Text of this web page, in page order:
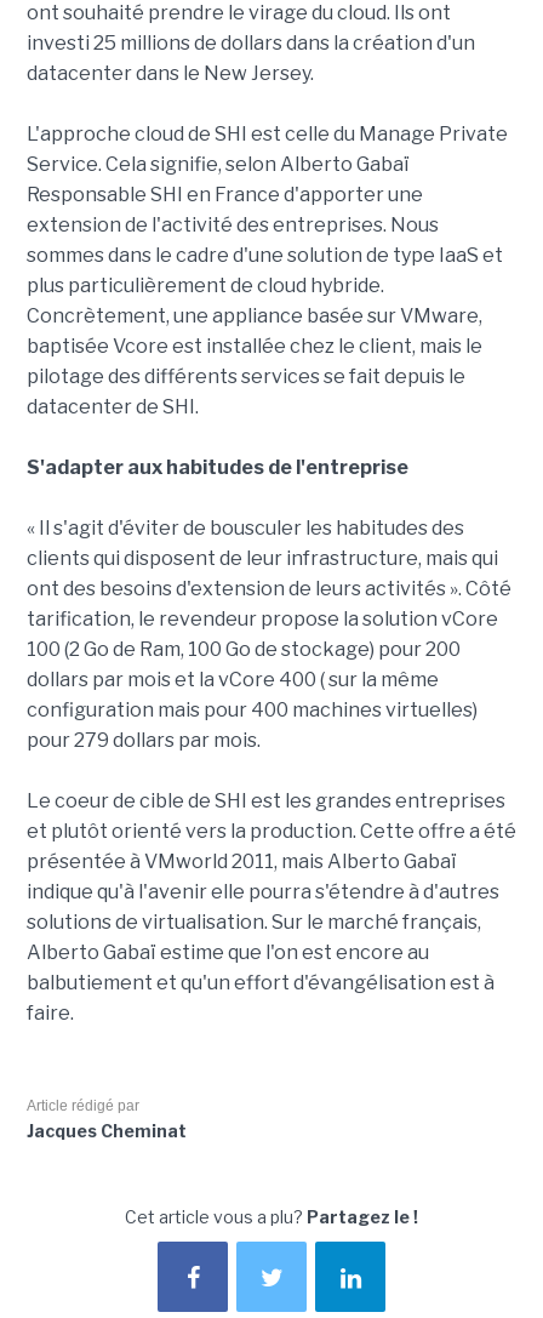
ont souhaité prendre le virage du cloud. Ils ont
investi 25 millions de dollars dans la création d'un
datacenter dans le New Jersey.
L'approche cloud de SHI est celle du Manage Private
Service. Cela signifie, selon Alberto Gabaï
Responsable SHI en France d'apporter une
extension de l'activité des entreprises. Nous
sommes dans le cadre d'une solution de type IaaS et
plus particulièrement de cloud hybride.
Concrètement, une appliance basée sur VMware,
baptisée Vcore est installée chez le client, mais le
pilotage des différents services se fait depuis le
datacenter de SHI.
S'adapter aux habitudes de l'entreprise
« Il s'agit d'éviter de bousculer les habitudes des
clients qui disposent de leur infrastructure, mais qui
ont des besoins d'extension de leurs activités ». Côté
tarification, le revendeur propose la solution vCore
100 (2 Go de Ram, 100 Go de stockage) pour 200
dollars par mois et la vCore 400 ( sur la même
configuration mais pour 400 machines virtuelles)
pour 279 dollars par mois.
Le coeur de cible de SHI est les grandes entreprises
et plutôt orienté vers la production. Cette offre a été
présentée à VMworld 2011, mais Alberto Gabaï
indique qu'à l'avenir elle pourra s'étendre à d'autres
solutions de virtualisation. Sur le marché français,
Alberto Gabaï estime que l'on est encore au
balbutiement et qu'un effort d'évangélisation est à
faire.
Article rédigé par
Jacques Cheminat
Cet article vous a plu? Partagez le !